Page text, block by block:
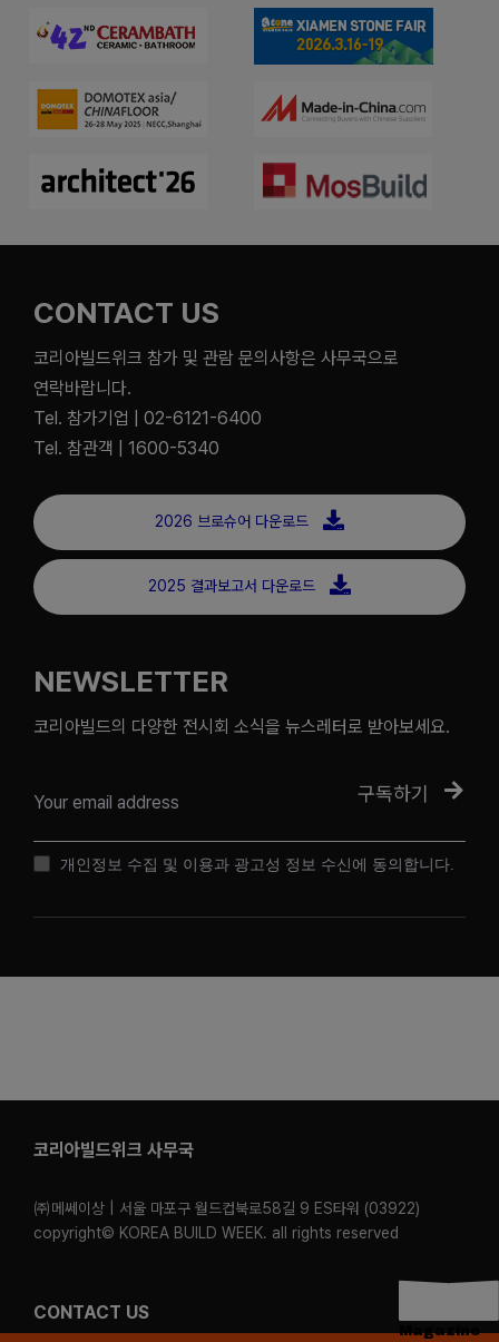
CONTACT US
코리아빌드위크 참가 및 관람 문의사항은 사무국으로
연락바랍니다.
Tel. 참가기업 | 02-6121-6400
Tel. 참관객 | 1600-5340
2026 브로슈어 다운로드
2025 결과보고서 다운로드
NEWSLETTER
코리아빌드의 다양한 전시회 소식을 뉴스레터로 받아보세요.
구독하기
개인정보 수집 및 이용과 광고성 정보 수신에 동의합니다.
코리아빌드위크 사무국
㈜메쎄이상 | 서울 마포구 월드컵북로58길 9 ES타워 (03922)
copyright© KOREA BUILD WEEK. all rights reserved
CONTACT US
Magazine